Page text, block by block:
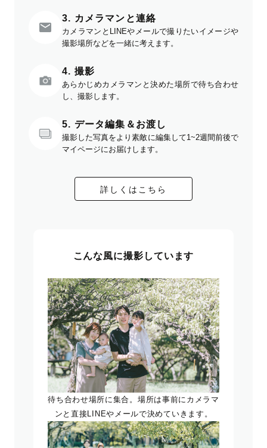
3. カメラマンと連絡
カメラマンとLINEやメールで撮りたいイメージや
撮影場所などを一緒に考えます。
4. 撮影
あらかじめカメラマンと決めた場所で待ち合わせ
し、撮影します。
5. データ編集＆お渡し
撮影した写真をより素敵に編集して1~2週間前後で
マイページにお届けします。
詳しくはこちら
こんな風に撮影しています
待ち合わせ場所に集合。場所は事前にカメラマ
ンと直接LINEやメールで決めていきます。